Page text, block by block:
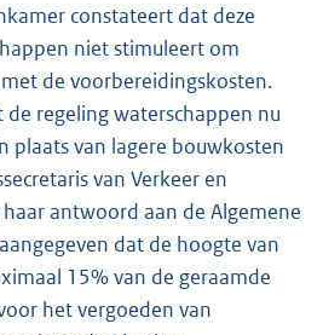
constateert dat deze
niet stimuleert om
de voorbereidingskosten.
regeling waterschappen nu
plaats van lagere bouwkosten
van Verkeer en
antwoord aan de Algemene
dat de hoogte van
15% van de geraamde
het vergoeden van